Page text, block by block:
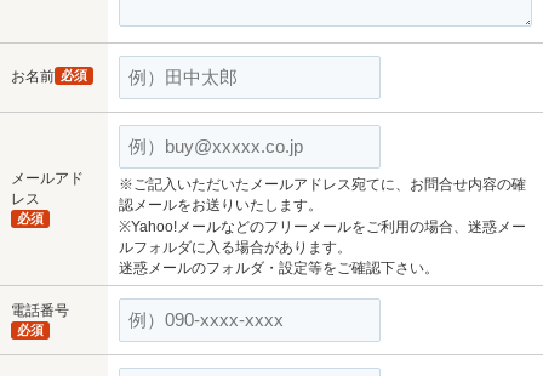
お名前 必須
メールアド
レス
必須
※ご記入いただいたメールアドレス宛てに、お問合せ内容の確
認メールをお送りいたします。
※Yahoo!メールなどのフリーメールをご利用の場合、迷惑メー
ルフォルダに入る場合があります。
迷惑メールのフォルダ・設定等をご確認下さい。
電話番号
必須